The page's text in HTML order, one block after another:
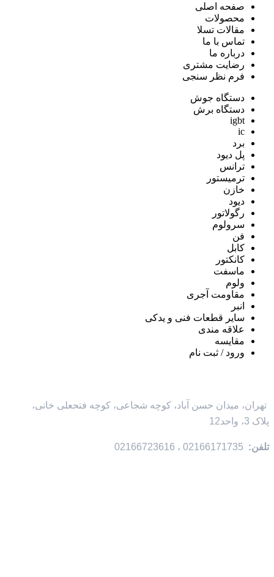
صفحه اصلی
محصولات
مقالات تسلا
تماس با ما
درباره ما
رضایت مشتری
فرم نظر سنجی
دستگاه جوش
دستگاه برش
igbt
ic
برد
پل دیود
ترانس
ترمیستور
خازن
دیود
رگولاتور
سرولوم
فن
کابل
کانکتور
ماسفت
ولوم
مقاومت آجری
انبر
سایر قطعات فنی و یدکی
علاقه مندی
مقايسه
ورود / ثبت نام
تهران، میدان حسن آباد، کوچه شجاعی، کوچه فتحعلی خانی،
پلاک 3، واحد12
تلفن: